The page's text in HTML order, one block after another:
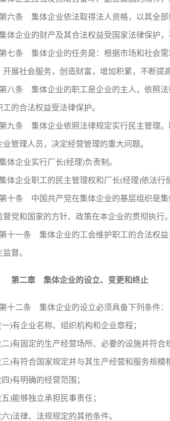
六条 集体企业依法取得法人资格，以其全部
体企业的财产及其合法权益受国家法律保护，
七条 集体企业的任务是：根据市场和社会
开展社会服务，创造财富，增加积累，不断提
八条 集体企业的职工是企业的主人，依照
工的合法权益受法律保护。
九条 集体企业依照法律规定实行民主管理
业管理人员，决定经营管理的重大问题。
体企业实行厂长(经理)负责制。
体企业职工的民主管理权和厂长(经理)依法行
十条 中国共产党在集体企业的基层组织是
督党和国家的方针、政策在本企业的贯彻执行。
十一条 集体企业的工会维护职工的合法权
督。
第二章 集体企业的设立、变更和终止
十二条 集体企业的设立必须具备下列条件：
一)有企业名称、组织机构和企业章程；
二)有固定的生产经营场所、必要的设施并符合
三)有符合国家规定并与其生产经营和服务规模
四)有明确的经营范围；
五)能够独立承担民事责任；
六)法律、法规规定的其他条件。